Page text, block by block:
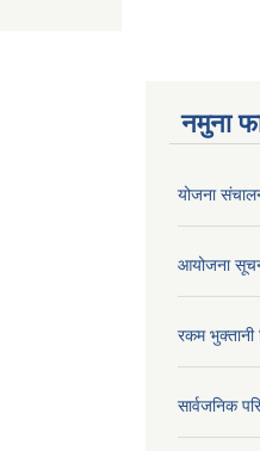
नमुना
योजना
आयोजना
रकम भुक्तानी
सार्वजनिक